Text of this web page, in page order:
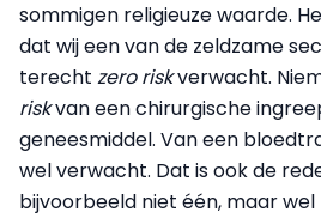
sommigen religieuze waarde.
dat wij een van de zeldzame
terecht zero riskverwacht.
riskvan een chirurgische
geneesmiddel. Van een
wel verwacht. Dat is ook de
bijvoorbeeld niet één, maar